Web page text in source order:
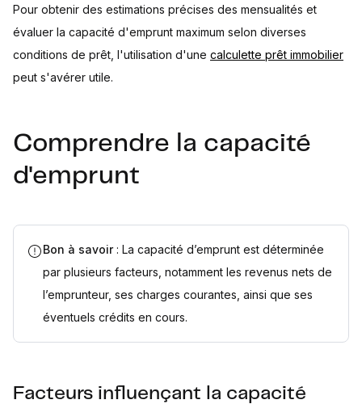
Pour obtenir des estimations précises des mensualités et
évaluer la capacité d'emprunt maximum selon diverses
conditions de prêt, l'utilisation d'une calculette prêt immobilier
peut s'avérer utile.
Comprendre la capacité
d'emprunt
Bon à savoir : La capacité d’emprunt est déterminée
par plusieurs facteurs, notamment les revenus nets de
l’emprunteur, ses charges courantes, ainsi que ses
éventuels crédits en cours.
Facteurs influençant la capacité